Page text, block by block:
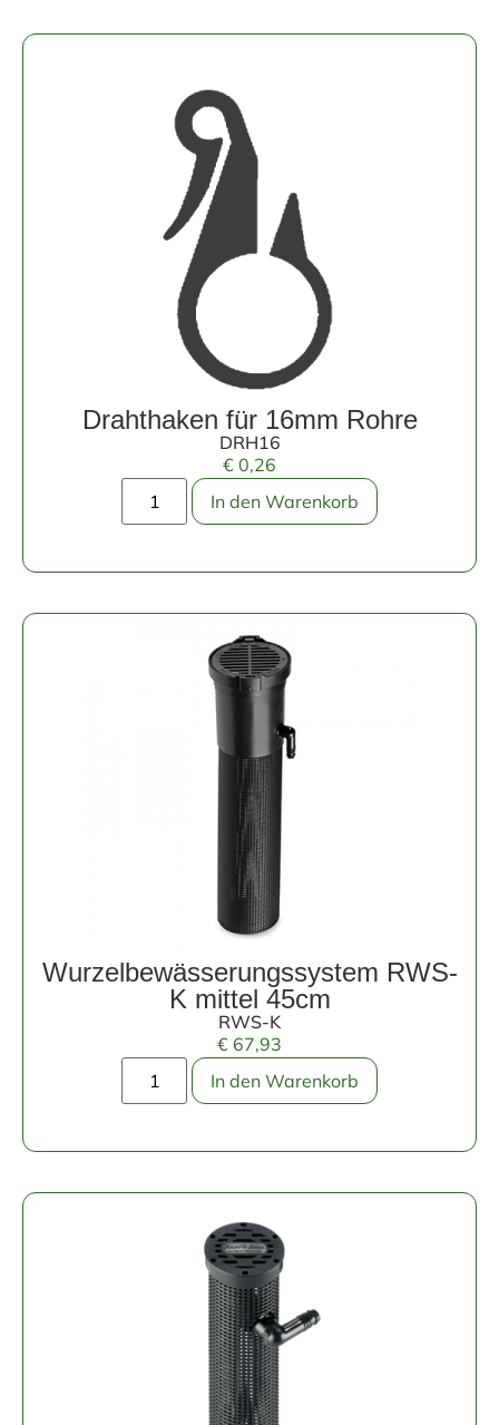
Drahthaken für 16mm Rohre
DRH16
€ 0,26
In den Warenkorb
Wurzelbewässerungssystem RWS-
K mittel 45cm
RWS-K
€ 67,93
In den Warenkorb